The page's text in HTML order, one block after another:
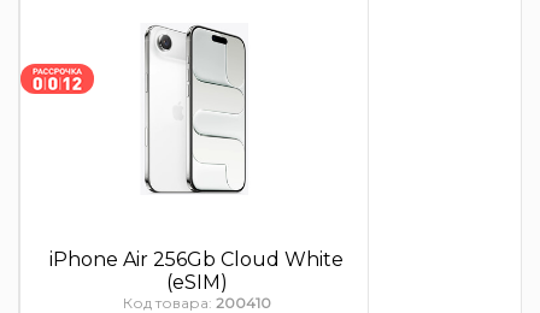
iPhone Air 256Gb Cloud White
(eSIM)
Код товара: 200410